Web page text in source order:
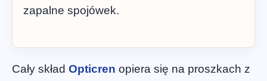
zapalne spojówek.
Cały skład Opticren opiera się na proszkach z